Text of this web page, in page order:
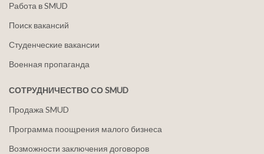
Работа в SMUD
Поиск вакансий
Студенческие вакансии
Военная пропаганда
СОТРУДНИЧЕСТВО СО SMUD
Продажа SMUD
Программа поощрения малого бизнеса
Возможности заключения договоров